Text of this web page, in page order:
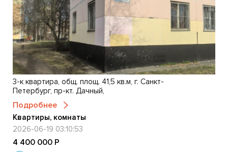
3-к квартира, общ. площ. 41,5 кв.м, г. Санкт-
Петербург, пр-кт. Дачный,
Подробнее
Квартиры, комнаты
2026-06-19 03:10:53
4 400 000 Р